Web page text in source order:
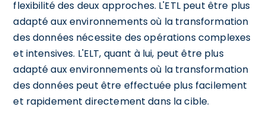
flexibilité des deux approches. L'ETL peut être plus
adapté aux environnements où la transformation
des données nécessite des opérations complexes
et intensives. L'ELT, quant à lui, peut être plus
adapté aux environnements où la transformation
des données peut être effectuée plus facilement
et rapidement directement dans la cible.